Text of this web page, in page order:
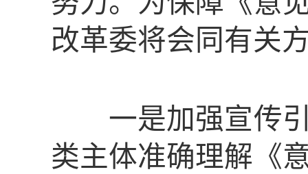
改革委将会同有关
一是加强宣传引
类主体准确理解《